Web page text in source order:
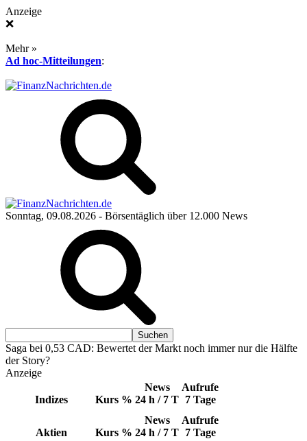
Anzeige
❌
Mehr »
Ad hoc-Mitteilungen:
Sonntag, 09.08.2026 - Börsentäglich über 12.000 News
Saga bei 0,53 CAD: Bewertet der Markt noch immer nur die Hälfte
der Story?
Anzeige
Indizes Kurs %
News
24 h / 7 T
Aufrufe
7 Tage
Aktien Kurs %
News
24 h / 7 T
Aufrufe
7 Tage